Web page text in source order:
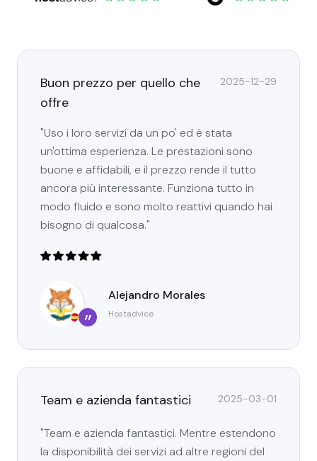
Buon prezzo per quello che
offre
2025-12-29
"Uso i loro servizi da un po' ed è stata
un'ottima esperienza. Le prestazioni sono
buone e affidabili, e il prezzo rende il tutto
ancora più interessante. Funziona tutto in
modo fluido e sono molto reattivi quando hai
bisogno di qualcosa."
”
Alejandro Morales
Hostadvice
Team e azienda fantastici 2025-03-01
"Team e azienda fantastici. Mentre estendono
la disponibilità dei servizi ad altre regioni del